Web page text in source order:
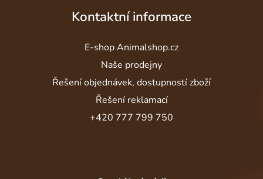
Kontaktní informace
E-shop Animalshop.cz
Naše prodejny
Řešení objednávek, dostupností zboží
Řešení reklamací
+420 777 799 750